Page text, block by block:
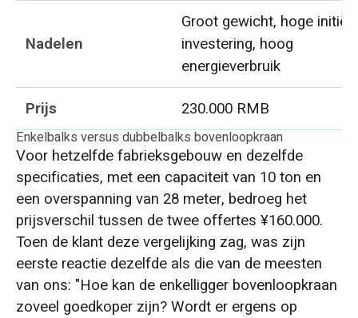
Nadelen
Groot gewicht, hoge
investering, hoog
energieverbruik
Prijs
230.000 RMB
Enkelbalks versus dubbelbalks bovenloopkraan
Voor hetzelfde fabrieksgebouw en dezelfde
specificaties, met een capaciteit van 10 ton en
een overspanning van 28 meter, bedroeg het
prijsverschil tussen de twee offertes ¥160.000.
Toen de klant deze vergelijking zag, was zijn
eerste reactie dezelfde als die van de meesten
van ons: "Hoe kan de enkelligger bovenloopkraan
zoveel goedkoper zijn? Wordt er ergens op